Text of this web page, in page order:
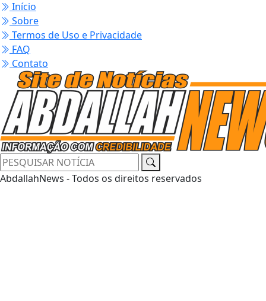
Início
Sobre
Termos de Uso e Privacidade
FAQ
Contato
AbdallahNews - Todos os direitos reservados